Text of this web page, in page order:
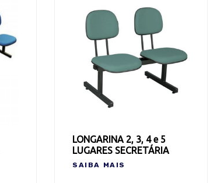
LONGARINA 2, 3, 4 e 5
LUGARES SECRETÁRIA
SAIBA MAIS